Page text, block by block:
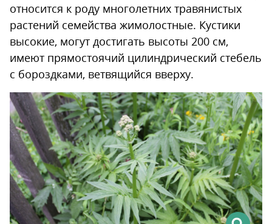
относится к роду многолетних травянистых
растений семейства жимолостные. Кустики
высокие, могут достигать высоты 200 см,
имеют прямостоячий цилиндрический стебель
с бороздками, ветвящийся вверху.